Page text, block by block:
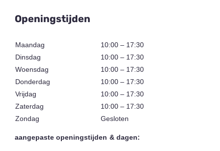
Openingstijden
Maandag
10:00 – 17:30
Dinsdag
10:00 – 17:30
Woensdag
10:00 – 17:30
Donderdag
10:00 – 17:30
Vrijdag
10:00 – 17:30
Zaterdag
10:00 – 17:30
Zondag
Gesloten
aangepaste openingstijden & dagen: